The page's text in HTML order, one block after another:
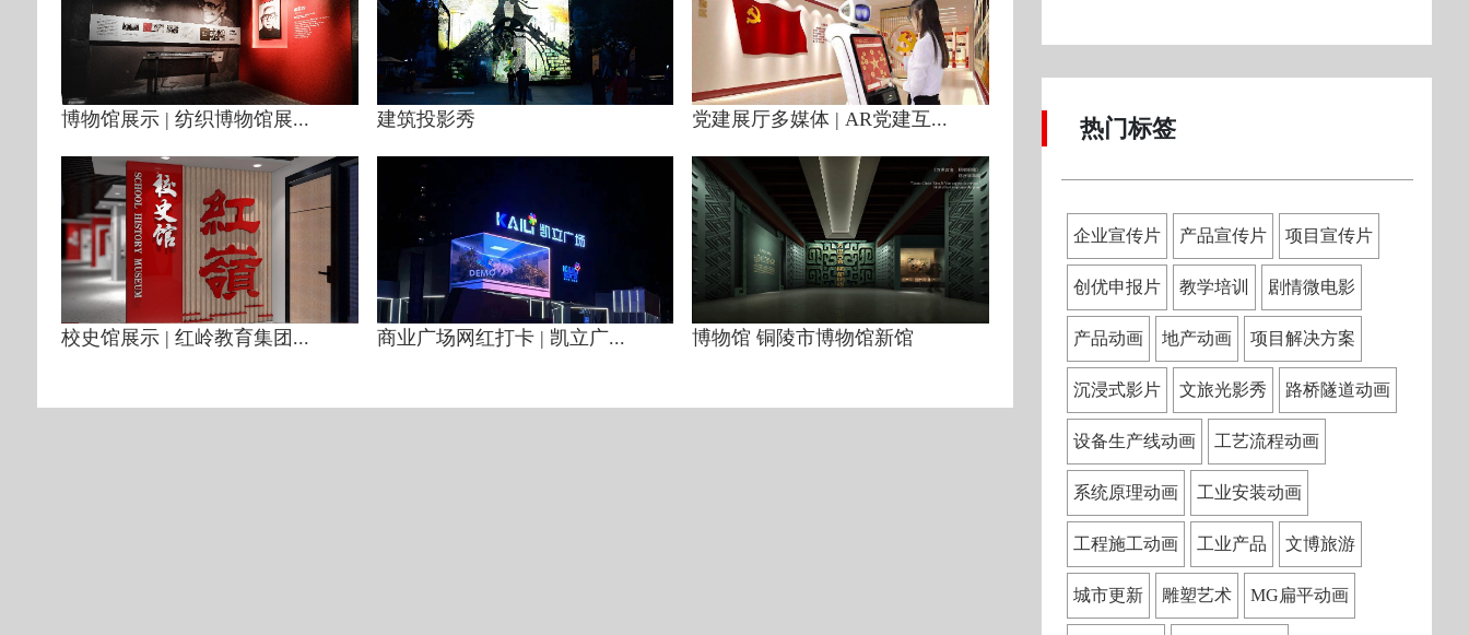
博物馆展示 | 纺织博物馆展... 建筑投影秀 党建展厅多媒体 | AR党建互...
校史馆展示 | 红岭教育集团... 商业广场网红打卡 | 凯立广... 博物馆 铜陵市博物馆新馆
热门标签
企业宣传片 产品宣传片 项目宣传片
创优申报片 教学培训 剧情微电影
产品动画 地产动画 项目解决方案
沉浸式影片 文旅光影秀 路桥隧道动画
设备生产线动画 工艺流程动画
系统原理动画 工业安装动画
工程施工动画 工业产品 文博旅游
城市更新 雕塑艺术 MG扁平动画